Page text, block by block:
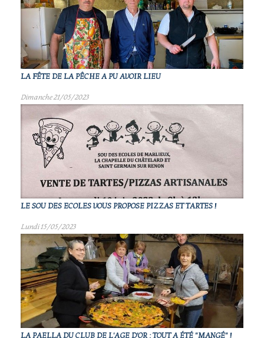
LA FÊTE DE LA PÊCHE A PU AVOIR LIEU
Dimanche 21/05/2023
LE SOU DES ECOLES VOUS PROPOSE PIZZAS ET TARTES !
Lundi 15/05/2023
LA PAELLA DU CLUB DE L'AGE D'OR : TOUT A ÉTÉ "MANGÉ" !